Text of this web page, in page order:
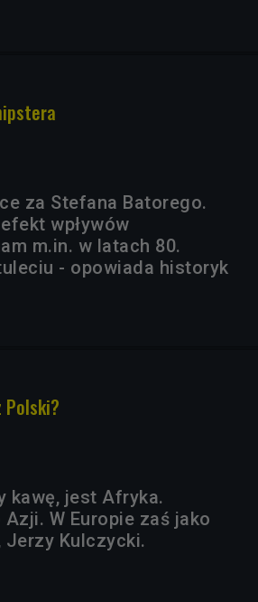
za Stefana Batorego.
wpływów
m.in. w latach 80.
- opowiada historyk
Polski?
kawę, jest Afryka.
W Europie zaś jako
Jerzy Kulczycki.